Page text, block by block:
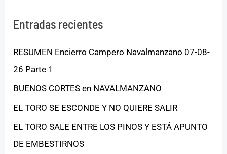
Entradas recientes
RESUMEN Encierro Campero Navalmanzano 07-08-
26 Parte 1
BUENOS CORTES en NAVALMANZANO
EL TORO SE ESCONDE Y NO QUIERE SALIR
EL TORO SALE ENTRE LOS PINOS Y ESTÁ APUNTO
DE EMBESTIRNOS